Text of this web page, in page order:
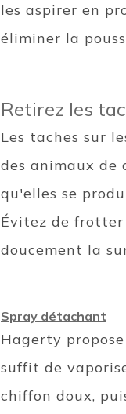
les aspirer en
éliminer la
Retirez les
Les taches sur
des animaux de
qu'elles se
Évitez de frotter
doucement la
Spray détachant
Hagerty
suffit de
chiffon doux,